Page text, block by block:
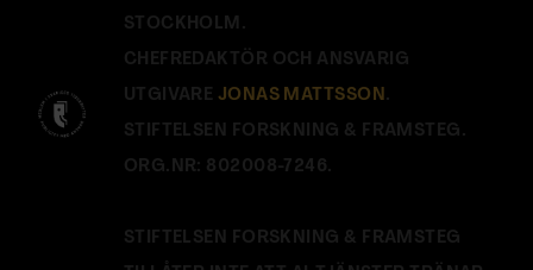
STOCKHOLM.
CHEFREDAKTÖR OCH ANSVARIG
UTGIVARE JONAS MATTSSON.
STIFTELSEN FORSKNING & FRAMSTEG.
ORG.NR: 802008-7246.
STIFTELSEN FORSKNING & FRAMSTEG